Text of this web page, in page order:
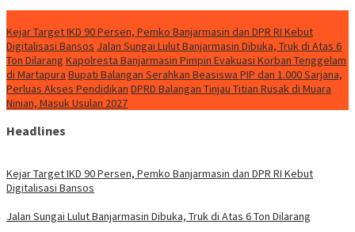
Kejar Target IKD 90 Persen, Pemko Banjarmasin dan DPR RI Kebut
Digitalisasi Bansos Jalan Sungai Lulut Banjarmasin Dibuka, Truk di Atas 6
Ton Dilarang Kapolresta Banjarmasin Pimpin Evakuasi Korban Tenggelam
di Martapura Bupati Balangan Serahkan Beasiswa PIP dan 1.000 Sarjana,
Perluas Akses Pendidikan DPRD Balangan Tinjau Titian Rusak di Muara
Ninian, Masuk Usulan 2027
Headlines
Kejar Target IKD 90 Persen, Pemko Banjarmasin dan DPR RI Kebut
Digitalisasi Bansos
Jalan Sungai Lulut Banjarmasin Dibuka, Truk di Atas 6 Ton Dilarang